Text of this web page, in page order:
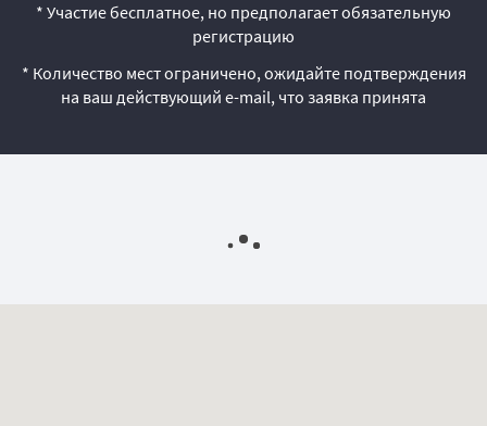
* Участие бесплатное, но предполагает обязательную
регистрацию
* Количество мест ограничено, ожидайте подтверждения
на ваш действующий e-mail, что заявка принята